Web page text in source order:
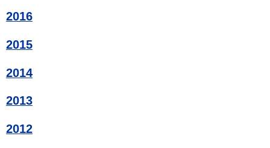
2016
2015
2014
2013
2012